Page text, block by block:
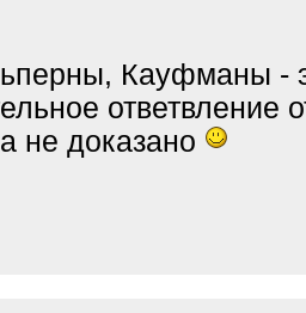
Кауфманы -
ответвление
не доказано